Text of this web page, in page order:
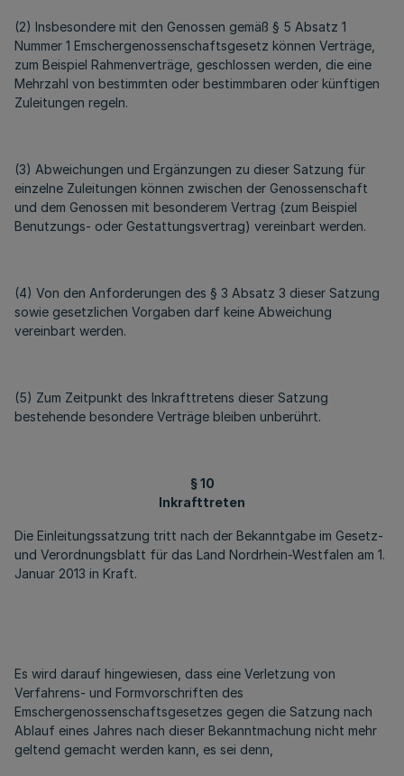
(2) Insbesondere mit den Genossen gemäß § 5 Absatz 1
Nummer 1 Emschergenossenschaftsgesetz können Verträge,
zum Beispiel Rahmenverträge, geschlossen werden, die eine
Mehrzahl von bestimmten oder bestimmbaren oder künftigen
Zuleitungen regeln.
(3) Abweichungen und Ergänzungen zu dieser Satzung für
einzelne Zuleitungen können zwischen der Genossenschaft
und dem Genossen mit besonderem Vertrag (zum Beispiel
Benutzungs- oder Gestattungsvertrag) vereinbart werden.
(4) Von den Anforderungen des § 3 Absatz 3 dieser Satzung
sowie gesetzlichen Vorgaben darf keine Abweichung
vereinbart werden.
(5) Zum Zeitpunkt des Inkrafttretens dieser Satzung
bestehende besondere Verträge bleiben unberührt.
§ 10
Inkrafttreten
Die Einleitungssatzung tritt nach der Bekanntgabe im Gesetz-
und Verordnungsblatt für das Land Nordrhein-Westfalen am 1.
Januar 2013 in Kraft.
Es wird darauf hingewiesen, dass eine Verletzung von
Verfahrens- und Formvorschriften des
Emschergenossenschaftsgesetzes gegen die Satzung nach
Ablauf eines Jahres nach dieser Bekanntmachung nicht mehr
geltend gemacht werden kann, es sei denn,